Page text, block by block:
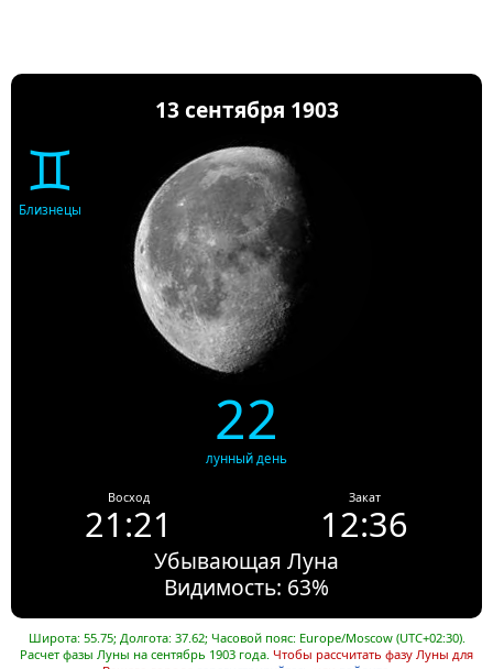
13 сентября 1903
♊
Близнецы
22
лунный день
Восход
21:21
Закат
12:36
Убывающая Луна
Видимость: 63%
Широта: 55.75; Долгота: 37.62; Часовой пояс: Europe/Moscow (UTC+02:30).
Расчет фазы Луны на сентябрь 1903 года. Чтобы рассчитать фазу Луны для